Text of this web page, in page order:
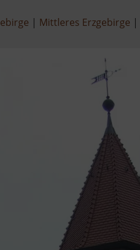
Mittleres Erzgebirge